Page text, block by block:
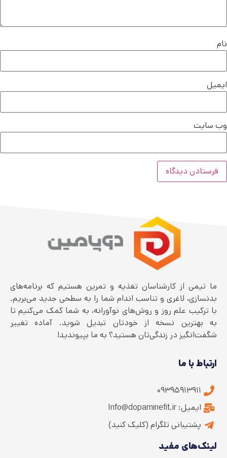
نام
ایمیل
وب‌ سایت
ما تیمی از کارشناسان تغذیه و تمرین هستیم که برنامه‌های
بدنسازی، لاغری و تناسب اندام شما را به سطحی جدید می‌بریم.
با ترکیب علم روز و روش‌های نوآورانه، به شما کمک می‌کنیم تا
به بهترین نسخه از خودتان تبدیل شوید. آماده تغییر
شگفت‌انگیز در زندگی‌تان هستید؟ به ما بپیوندید!
ارتباط با ما
۰۹۳۹۵۹۱۳۹۱۱
ایمیل: Info@dopaminefit.ir
پشتیبانی تلگرام (کلیک کنید)
لینک‌های مفید